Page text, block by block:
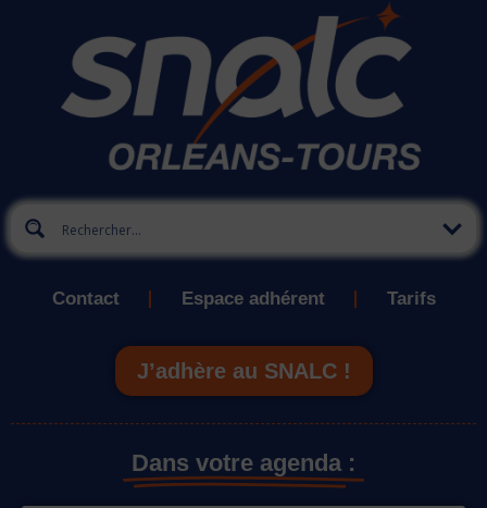
Contact Espace adhérent Tarifs
J’adhère au SNALC !
Dans votre agenda :